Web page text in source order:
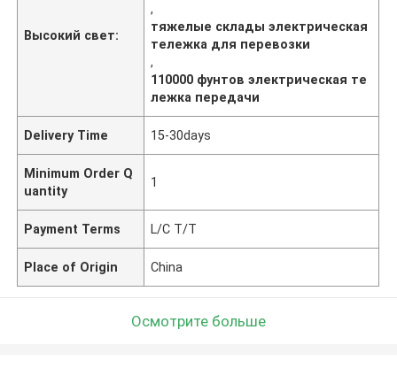
Высокий свет:
,
тяжелые склады электрическая
тележка для перевозки
,
110000 фунтов электрическая те
лежка передачи
Delivery Time 15-30days
Minimum Order Q
uantity
1
Payment Terms L/C T/T
Place of Origin China
Осмотрите больше